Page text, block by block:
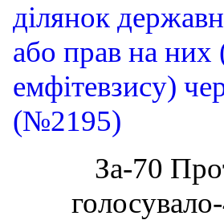
ділянок
або прав на них
емфітевзису)
(№2195)
За-70